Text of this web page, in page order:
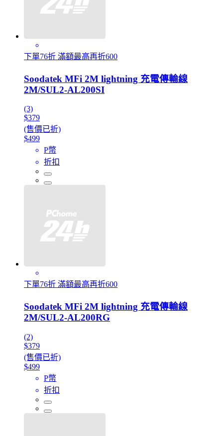
下單76折 滿額最高再折600
Soodatek MFi 2M lightning 充電傳輸線
2M/SUL2-AL200SI
(3)
$379
(售價已折)
$499
P幣
折扣
下單76折 滿額最高再折600
Soodatek MFi 2M lightning 充電傳輸線
2M/SUL2-AL200RG
(2)
$379
(售價已折)
$499
P幣
折扣